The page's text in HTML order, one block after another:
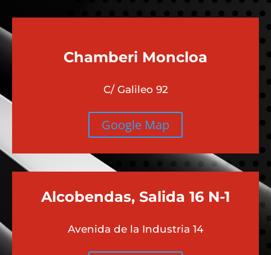
Chamberi Moncloa
C/ Galileo 92
Google Map
Alcobendas, Salida 16 N-1
Avenida de la Industria 14